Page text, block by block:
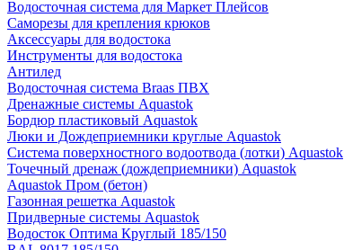
Водосточная система для Маркет Плейсов
Саморезы для крепления крюков
Аксессуары для водостока
Инструменты для водостока
Антилед
Водосточная система Braas ПВХ
Дренажные системы Aquastok
Бордюр пластиковый Aquastok
Люки и Дождеприемники круглые Aquastok
Система поверхностного водоотвода (лотки) Aquastok
Точечный дренаж (дождеприемники) Aquastok
Aquastok Пром (бетон)
Газонная решетка Aquastok
Придверные системы Aquastok
Водосток Оптима Круглый 185/150